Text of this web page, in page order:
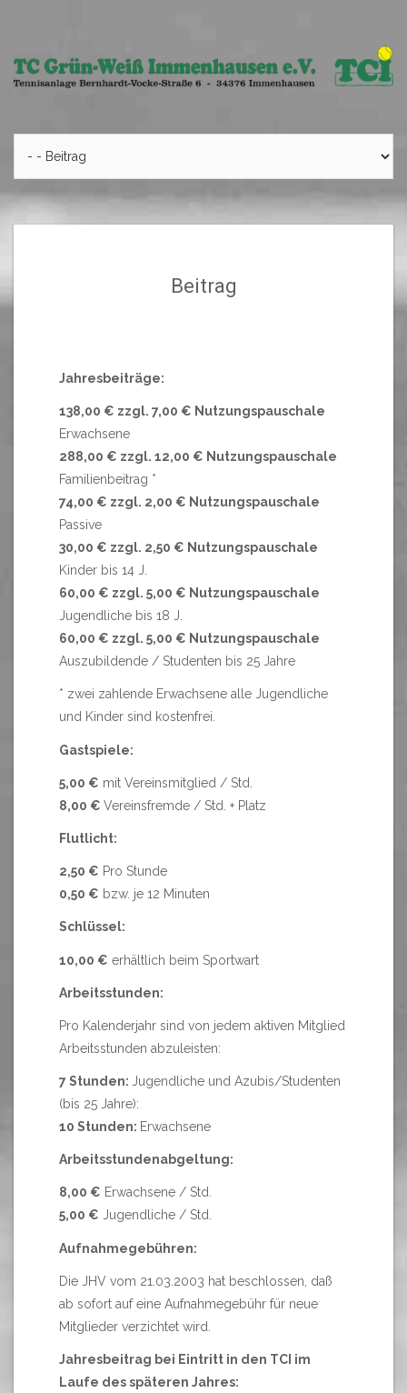
Beitrag
Jahresbeiträge:
138,00 € zzgl. 7,00 € Nutzungspauschale
Erwachsene
288,00 € zzgl. 12,00 € Nutzungspauschale
Familienbeitrag *
74,00 € zzgl. 2,00 € Nutzungspauschale
Passive
30,00 € zzgl. 2,50 € Nutzungspauschale
Kinder bis 14 J.
60,00 € zzgl. 5,00 € Nutzungspauschale
Jugendliche bis 18 J.
60,00 € zzgl. 5,00 € Nutzungspauschale
Auszubildende / Studenten bis 25 Jahre
* zwei zahlende Erwachsene alle Jugendliche
und Kinder sind kostenfrei.
Gastspiele:
5,00 € mit Vereinsmitglied / Std.
8,00 € Vereinsfremde / Std. + Platz
Flutlicht:
2,50 € Pro Stunde
0,50 € bzw. je 12 Minuten
Schlüssel:
10,00 € erhältlich beim Sportwart
Arbeitsstunden:
Pro Kalenderjahr sind von jedem aktiven Mitglied
Arbeitsstunden abzuleisten:
7 Stunden: Jugendliche und Azubis/Studenten
(bis 25 Jahre):
10 Stunden: Erwachsene
Arbeitsstundenabgeltung:
8,00 € Erwachsene / Std.
5,00 € Jugendliche / Std.
Aufnahmegebühren:
Die JHV vom 21.03.2003 hat beschlossen, daß
ab sofort auf eine Aufnahmegebühr für neue
Mitglieder verzichtet wird.
Jahresbeitrag bei Eintritt in den TCI im
Laufe des späteren Jahres: